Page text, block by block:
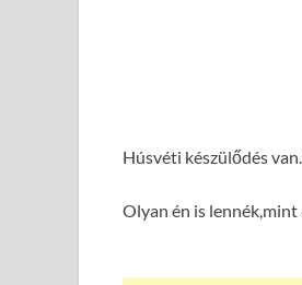
Húsvéti készülődés van.
Olyan én is lennék, mint